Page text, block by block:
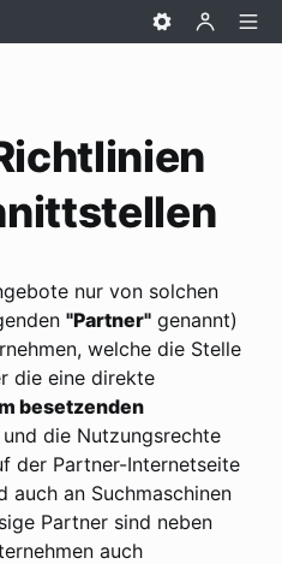
nur von solchen
"Partner" genannt)
welche die Stelle
die eine direkte
besetzenden
und die Nutzungsrechte
der Partner-Internetseite
auch an Suchmaschinen
Partner sind neben
auch